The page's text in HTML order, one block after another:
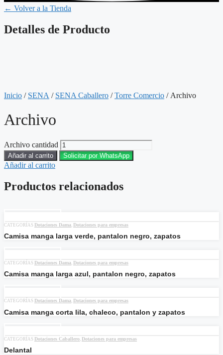
← Volver a la Tienda
Detalles de Producto
Inicio / SENA / SENA Caballero /Torre Comercio / Archivo
Archivo
Archivo cantidad
Añadir al carrito Solicitar por WhatsApp
Añadir al carrito
Productos relacionados
CATEGORÍAS Dotaciones Dama Dotaciones para empresas
Camisa manga larga verde, pantalon negro, zapatos
CATEGORÍAS Dotaciones Dama , Dotaciones para empresas
Camisa manga larga azul, pantalon negro, zapatos
CATEGORÍAS Dotaciones Dama, Dotaciones para empresas
Camisa manga corta lila, chaleco, pantalon y zapatos
CATEGORÍAS Dotaciones Caballero Dotaciones para empresas
Delantal